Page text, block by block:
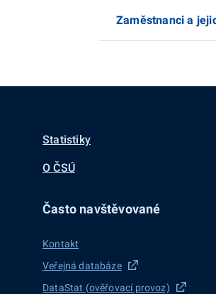
Zaměstnanci a
Statistiky
O ČSÚ
Často navštěvované
Kontakt
Veřejná databáze
DataStat (ověřovací provoz)